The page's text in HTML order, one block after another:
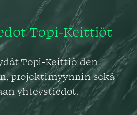
Topi-Keittiöt
Topi-Keittiöiden
projektimyynnin sekä
yhteystiedot.